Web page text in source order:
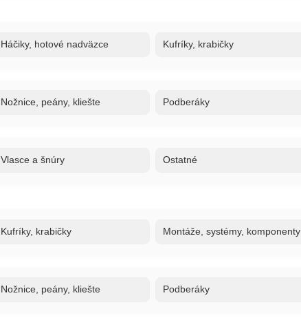
Háčiky, hotové nadväzce Kufríky, krabičky
Nožnice, peány, kliešte Podberáky
Vlasce a šnúry Ostatné
Kufríky, krabičky Montáže, systémy, komponenty
Nožnice, peány, kliešte Podberáky